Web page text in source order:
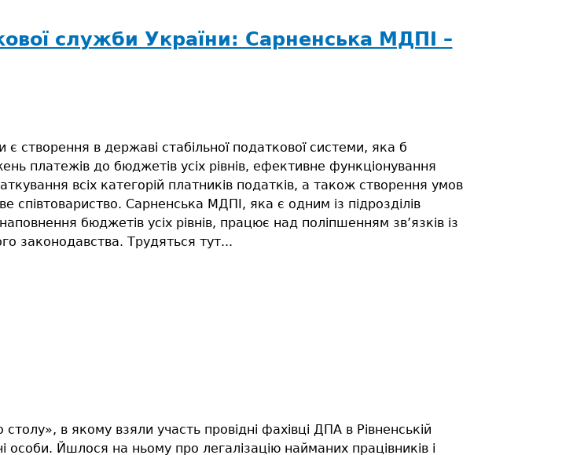
служби України: Сарненська МДПІ –
створення в державі стабільної податкової системи, яка б
платежів до бюджетів усіх рівнів, ефективне функціонування
всіх категорій платників податків, а також створення умов
співтовариство. Сарненська МДПІ, яка є одним із підрозділів
бюджетів усіх рівнів, працює над поліпшенням зв’язків із
законодавства. Трудяться тут...
в якому взяли участь провідні фахівці ДПА в Рівненській
особи. Йшлося на ньому про легалізацію найманих працівників і